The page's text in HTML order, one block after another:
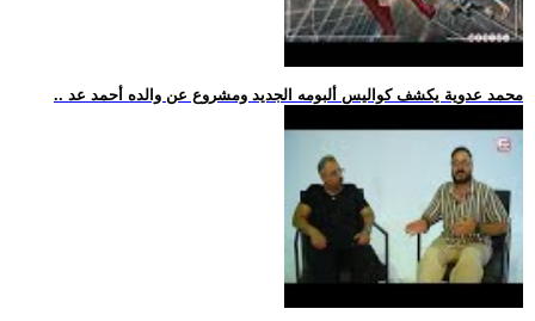
.. محمد عدوية يكشف كواليس ألبومه الجديد ومشروع عن والده أحمد عد